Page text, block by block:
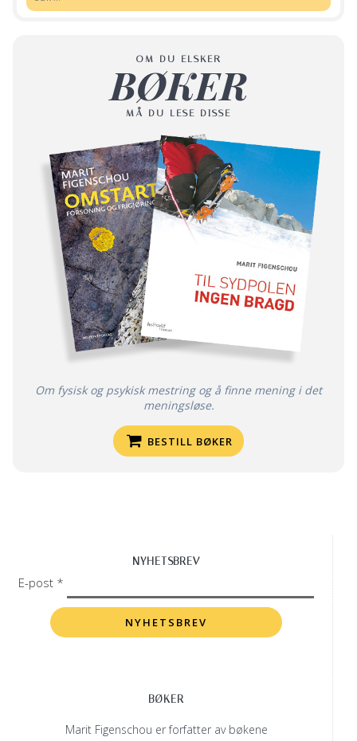
OM DU ELSKER
BØKER
MÅ DU LESE DISSE
Om fysisk og psykisk mestring og å finne mening i det
meningsløse.
BESTILL BØKER
NYHETSBREV
E-post *
BØKER
Marit Figenschou er forfatter av bøkene